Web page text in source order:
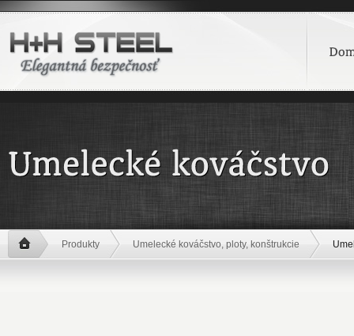
Produkty Umelecké kováčstvo, ploty, konštrukcie